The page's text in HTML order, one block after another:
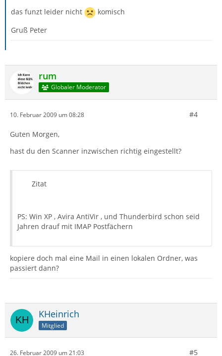
das funzt leider nicht
komisch
Gruß Peter
rum
Globaler Moderator
10. Februar 2009 um 08:28 #4
Guten Morgen,
hast du den Scanner inzwischen richtig eingestellt?
Zitat
PS: Win XP , Avira AntiVir , und Thunderbird schon seid
Jahren drauf mit IMAP Postfächern
kopiere doch mal eine Mail in einen lokalen Ordner, was
passiert dann?
KHeinrich
Mitglied
26. Februar 2009 um 21:03 #5